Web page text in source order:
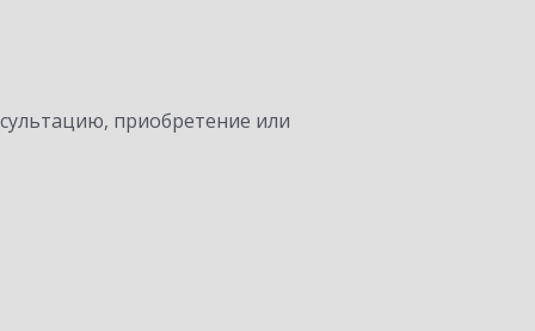
приобретение или